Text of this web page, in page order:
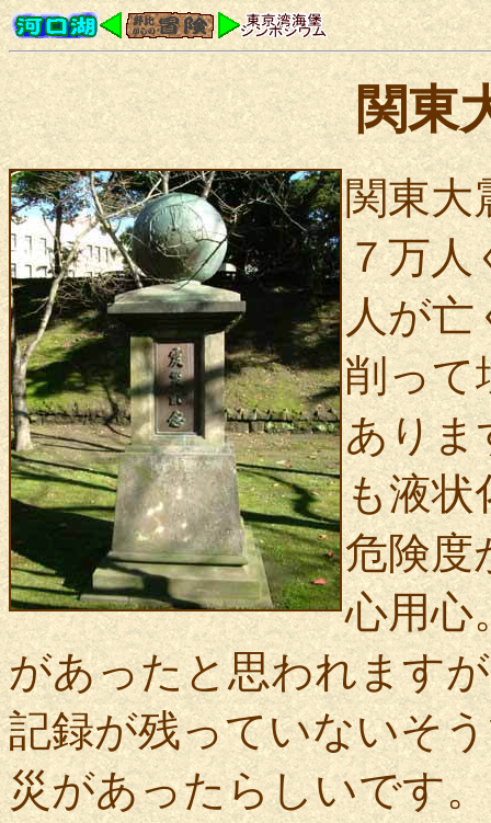
関東
関東大
７万人
人が亡
削って
ありま
も液状
危険度
心用心
があったと思われます
記録が残っていないそ
災があったらしいです